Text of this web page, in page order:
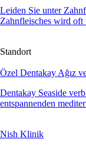
Leiden Sie unter
Zahnfleisches wird oft
Standort
Özel Dentakay Ağız
Dentakay Seaside
entspannenden
Nish Klinik